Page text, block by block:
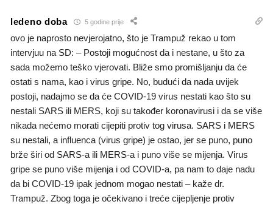
ledeno doba 5 godine prije
ovo je naprosto nevjerojatno, što je Trampuž rekao u tom
intervjuu na SD: – Postoji mogućnost da i nestane, u što za
sada možemo teško vjerovati. Bliže smo promišljanju da će
ostati s nama, kao i virus gripe. No, budući da nada uvijek
postoji, nadajmo se da će COVID-19 virus nestati kao što su
nestali SARS ili MERS, koji su također koronavirusi i da se više
nikada nećemo morati cijepiti protiv tog virusa. SARS i MERS
su nestali, a influenca (virus gripe) je ostao, jer se puno, puno
brže širi od SARS-a ili MERS-a i puno više se mijenja. Virus
gripe se puno više mijenja i od COVID-a, pa nam to daje nadu
da bi COVID-19 ipak jednom mogao nestati – kaže dr.
Trampuž. Zbog toga je očekivano i treće cijepljenje protiv